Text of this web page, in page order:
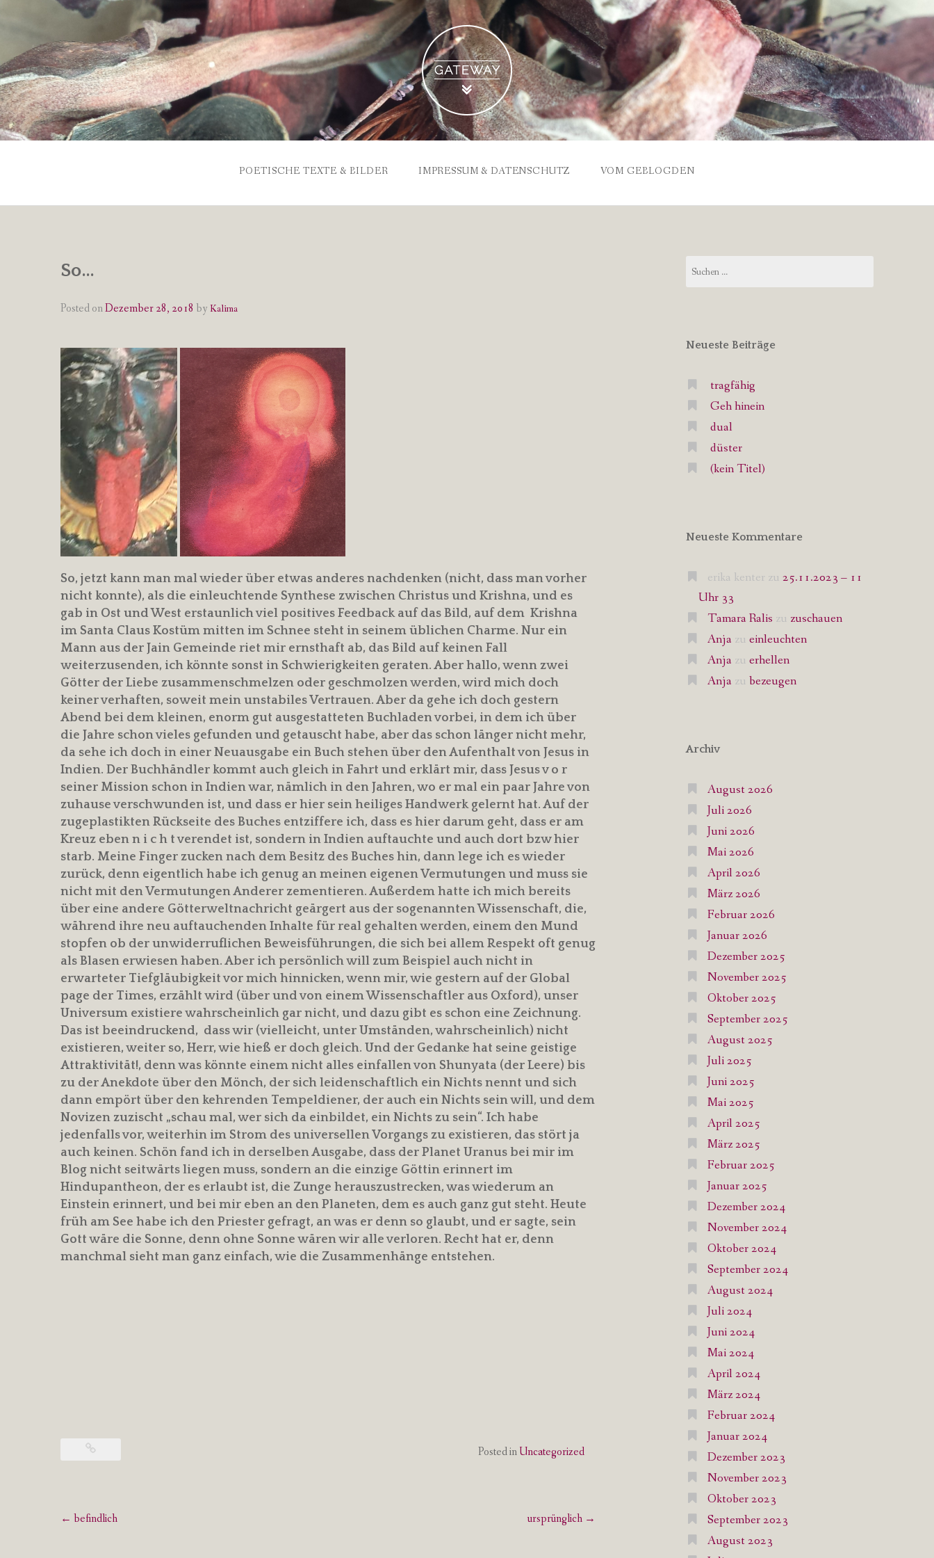
POETISCHE TEXTE & BILDER IMPRESSUM & DATENSCHUTZ VOM GEBLOGDEN
So…
Posted onDezember 28, 2018 by Kalima
So, jetzt kann man mal wieder über etwas anderes nachdenken (nicht, dass man vorher
nicht konnte), als die einleuchtende Synthese zwischen Christus und Krishna, und es
gab in Ost und West erstaunlich viel positives Feedback auf das Bild, auf dem Krishna
im Santa Claus Kostüm mitten im Schnee steht in seinem üblichen Charme. Nur ein
Mann aus der Jain Gemeinde riet mir ernsthaft ab, das Bild auf keinen Fall
weiterzusenden, ich könnte sonst in Schwierigkeiten geraten. Aber hallo, wenn zwei
Götter der Liebe zusammenschmelzen oder geschmolzen werden, wird mich doch
keiner verhaften, soweit mein unstabiles Vertrauen. Aber da gehe ich doch gestern
Abend bei dem kleinen, enorm gut ausgestatteten Buchladen vorbei, in dem ich über
die Jahre schon vieles gefunden und getauscht habe, aber das schon länger nicht mehr,
da sehe ich doch in einer Neuausgabe ein Buch stehen über den Aufenthalt von Jesus in
Indien. Der Buchhändler kommt auch gleich in Fahrt und erklärt mir, dass Jesus v o r
seiner Mission schon in Indien war, nämlich in den Jahren, wo er mal ein paar Jahre von
zuhause verschwunden ist, und dass er hier sein heiliges Handwerk gelernt hat. Auf der
zugeplastikten Rückseite des Buches entziffere ich, dass es hier darum geht, dass er am
Kreuz eben n i c h t verendet ist, sondern in Indien auftauchte und auch dort bzw hier
starb. Meine Finger zucken nach dem Besitz des Buches hin, dann lege ich es wieder
zurück, denn eigentlich habe ich genug an meinen eigenen Vermutungen und muss sie
nicht mit den Vermutungen Anderer zementieren. Außerdem hatte ich mich bereits
über eine andere Götterweltnachricht geärgert aus der sogenannten Wissenschaft, die,
während ihre neu auftauchenden Inhalte für real gehalten werden, einem den Mund
stopfen ob der unwiderruflichen Beweisführungen, die sich bei allem Respekt oft genug
als Blasen erwiesen haben. Aber ich persönlich will zum Beispiel auch nicht in
erwarteter Tiefgläubigkeit vor mich hinnicken, wenn mir, wie gestern auf der Global
page der Times, erzählt wird (über und von einem Wissenschaftler aus Oxford), unser
Universum existiere wahrscheinlich gar nicht, und dazu gibt es schon eine Zeichnung.
Das ist beeindruckend, dass wir (vielleicht, unter Umständen, wahrscheinlich) nicht
existieren, weiter so, Herr, wie hieß er doch gleich. Und der Gedanke hat seine geistige
Attraktivität!, denn was könnte einem nicht alles einfallen von Shunyata (der Leere) bis
zu der Anekdote über den Mönch, der sich leidenschaftlich ein Nichts nennt und sich
dann empört über den kehrenden Tempeldiener, der auch ein Nichts sein will, und dem
Novizen zuzischt „schau mal, wer sich da einbildet, ein Nichts zu sein“. Ich habe
jedenfalls vor, weiterhin im Strom des universellen Vorgangs zu existieren, das stört ja
auch keinen. Schön fand ich in derselben Ausgabe, dass der Planet Uranus bei mir im
Blog nicht seitwärts liegen muss, sondern an die einzige Göttin erinnert im
Hindupantheon, der es erlaubt ist, die Zunge herauszustrecken, was wiederum an
Einstein erinnert, und bei mir eben an den Planeten, dem es auch ganz gut steht. Heute
früh am See habe ich den Priester gefragt, an was er denn so glaubt, und er sagte, sein
Gott wäre die Sonne, denn ohne Sonne wären wir alle verloren. Recht hat er, denn
manchmal sieht man ganz einfach, wie die Zusammenhänge entstehen.
Posted inUncategorized
Post
← befindlich ursprünglich →
nach:
Neueste Beiträge
tragfähig
Geh hinein
dual
düster
(kein Titel)
Neueste Kommentare
erika kenter zu 25.11.2023 – 11
Uhr 33
Tamara Ralis zu zuschauen
Anja zu einleuchten
Anja zu erhellen
Anja zu bezeugen
Archiv
August 2026
Juli 2026
Juni 2026
Mai 2026
April 2026
März 2026
Februar 2026
Januar 2026
Dezember 2025
November 2025
Oktober 2025
September 2025
August 2025
Juli 2025
Juni 2025
Mai 2025
April 2025
März 2025
Februar 2025
Januar 2025
Dezember 2024
November 2024
Oktober 2024
September 2024
August 2024
Juli 2024
Juni 2024
Mai 2024
April 2024
März 2024
Februar 2024
Januar 2024
Dezember 2023
November 2023
Oktober 2023
September 2023
August 2023